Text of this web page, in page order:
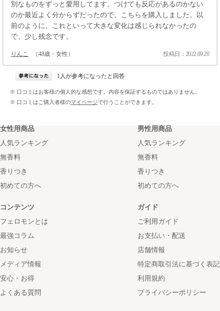
別なものをずっと愛用してます。つけても反応があるのかない
のか最近よく分からずだったので、こちらを購入しました。以
前のように、これといって大きな変化は感じられなかったの
で、少し残念です。
りんこ （48歳・女性） 投稿日：2022.09.29
1人が参考になったと回答
※ 口コミはお客様の個人的な感想です。内容を保証するものではありません。
※ 口コミはご購入者様のマイページで行うことができます。
女性用商品
人気ランキング
無香料
香りつき
初めての方へ
男性用商品
人気ランキング
無香料
香りつき
初めての方へ
コンテンツ
フェロモンとは
最強コラム
お知らせ
メディア情報
安心・お得
よくある質問
ガイド
ご利用ガイド
お支払い・配送
店舗情報
特定商取引法に基づく表記
利用規約
プライバシーポリシー